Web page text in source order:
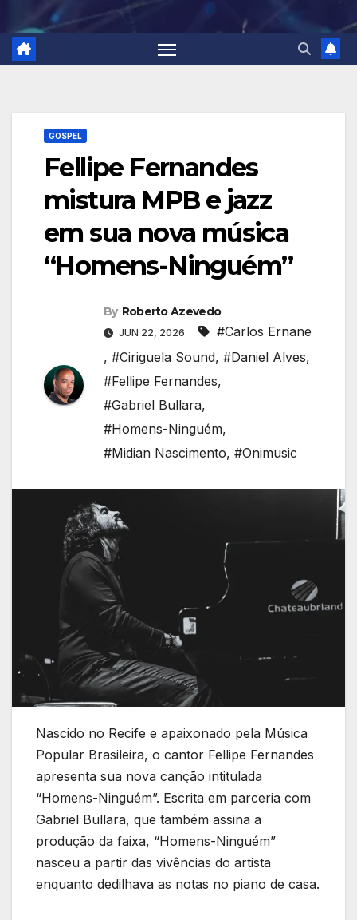
GOSPEL
Fellipe Fernandes
mistura MPB e jazz
em sua nova música
“Homens-Ninguém”
By Roberto Azevedo
JUN 22, 2026
#Carlos Ernane
, #Ciriguela Sound, #Daniel Alves,
#Fellipe Fernandes,
#Gabriel Bullara,
#Homens-Ninguém,
#Midian Nascimento, #Onimusic
Nascido no Recife e apaixonado pela Música
Popular Brasileira, o cantor Fellipe Fernandes
apresenta sua nova canção intitulada
“Homens-Ninguém”. Escrita em parceria com
Gabriel Bullara, que também assina a
produção da faixa, “Homens-Ninguém”
nasceu a partir das vivências do artista
enquanto dedilhava as notas no piano de casa.